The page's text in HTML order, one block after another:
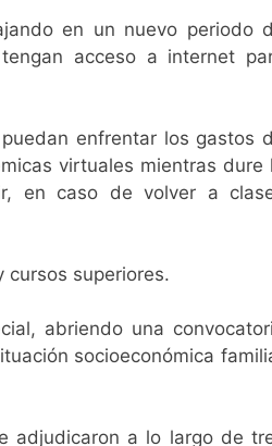
en un nuevo periodo
acceso a internet
enfrentar los gastos
virtuales mientras dure
en caso de volver a
superiores.
abriendo una
socioeconómica
adjudicaron a lo largo de